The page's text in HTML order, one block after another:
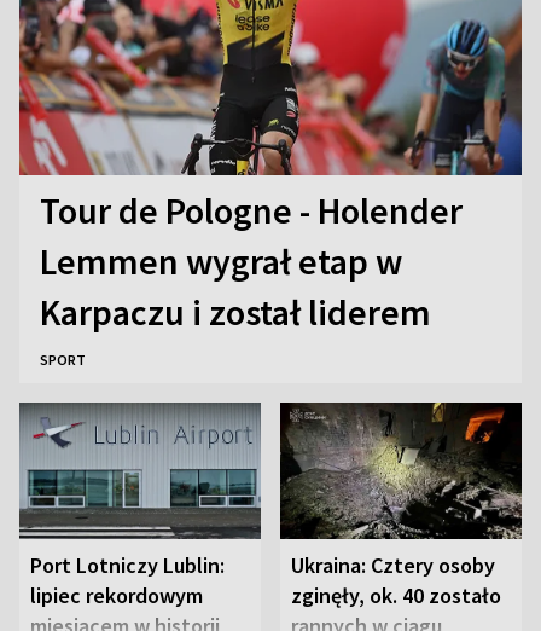
Tour de Pologne - Holender
Lemmen wygrał etap w
Karpaczu i został liderem
SPORT
Port Lotniczy Lublin:
lipiec rekordowym
miesiącem w historii
Ukraina: Cztery osoby
zginęły, ok. 40 zostało
rannych w ciągu